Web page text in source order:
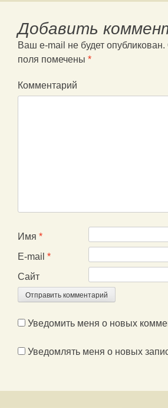
Добавить
Ваш e-mail не будет опубликован.
поля помечены *
Комментарий
Имя *
E-mail *
Сайт
Уведомить меня о новых
Уведомлять меня о новых